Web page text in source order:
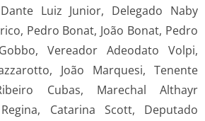
Luiz Junior, Delegado Naby
Pedro Bonat, João Bonat, Pedro
Vereador Adeodato Volpi,
João Marquesi, Tenente
Cubas, Marechal Althayr
Catarina Scott, Deputado